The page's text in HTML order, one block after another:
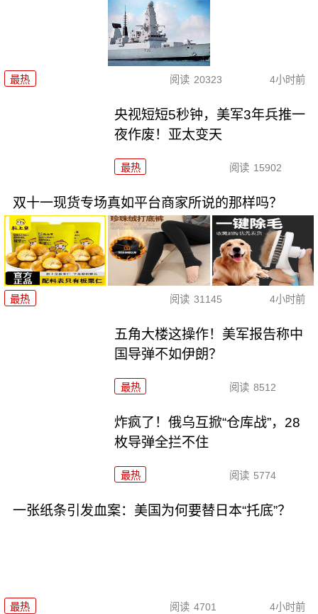
最热 阅读 20323 4小时前
央视短短5秒钟，美军3年兵推一
夜作废！亚太变天
最热 阅读 15902
双十一现货专场真如平台商家所说的那样吗？
最热 阅读 31145 4小时前
五角大楼这操作！美军报告称中
国导弹不如伊朗？
最热 阅读 8512
炸疯了！俄乌互掀“仓库战”，28
枚导弹全拦不住
最热 阅读 5774
一张纸条引发血案：美国为何要替日本“托底”？
最热 阅读 4701 4小时前